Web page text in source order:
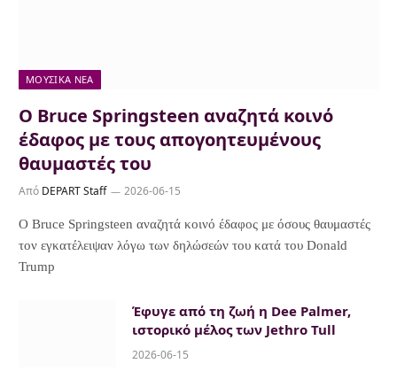
ΜΟΥΣΙΚΆ ΝΈΑ
Ο Bruce Springsteen αναζητά κοινό
έδαφος με τους απογοητευμένους
θαυμαστές του
Από DEPART Staff 2026-06-15
Ο Bruce Springsteen αναζητά κοινό έδαφος με όσους θαυμαστές
τον εγκατέλειψαν λόγω των δηλώσεών του κατά του Donald
Trump
Έφυγε από τη ζωή η Dee Palmer,
ιστορικό μέλος των Jethro Tull
2026-06-15